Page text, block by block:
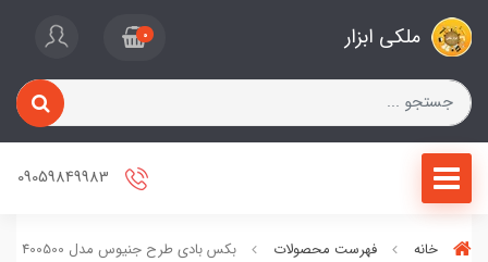
ملکی ابزار 0
خانه فهرست محصولات بکس بادی طرح جنیوس مدل 400500 (پس کرایه)